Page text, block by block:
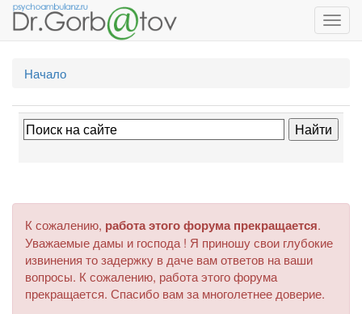
Начало
К сожалению, работа этого форума прекращается.
Уважаемые дамы и господа ! Я приношу свои глубокие
извинения то задержку в даче вам ответов на ваши
вопросы. К сожалению, работа этого форума
прекращается. Спасибо вам за многолетнее доверие.